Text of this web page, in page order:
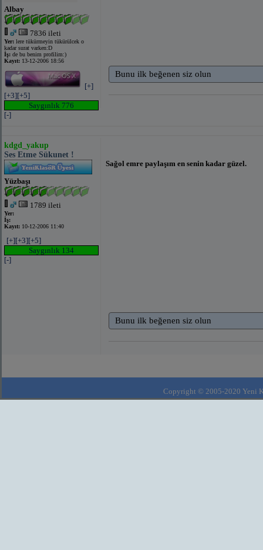
Albay
7836 ileti
Yer: lere tükürmeyin tükürülcek o
kadar surat varken:D
İş: de bu benim profilim:)
Kayıt: 13-12-2006 18:56
[+]
[+3][+5]
Saygınlık 776
[-]
Bunu ilk beğenen siz olun
kdgd_yakup
Ses Etme Sükunet !
Yüzbaşı
1789 ileti
Yer:
İş:
Kayıt: 10-12-2006 11:40
[+][+3][+5]
Saygınlık 134
[-]
Sağol emre paylaşım en senin kadar güzel.
Bunu ilk beğenen siz olun
Copyright © 2005-2020 Yeni